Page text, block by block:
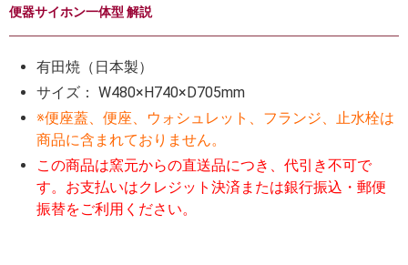
便器サイホン一体型 解説
有田焼（日本製）
サイズ： W480×H740×D705mm
※便座蓋、便座、ウォシュレット、フランジ、止水栓は
商品に含まれておりません。
この商品は窯元からの直送品につき、代引き不可で
す。お支払いはクレジット決済または銀行振込・郵便
振替をご利用ください。